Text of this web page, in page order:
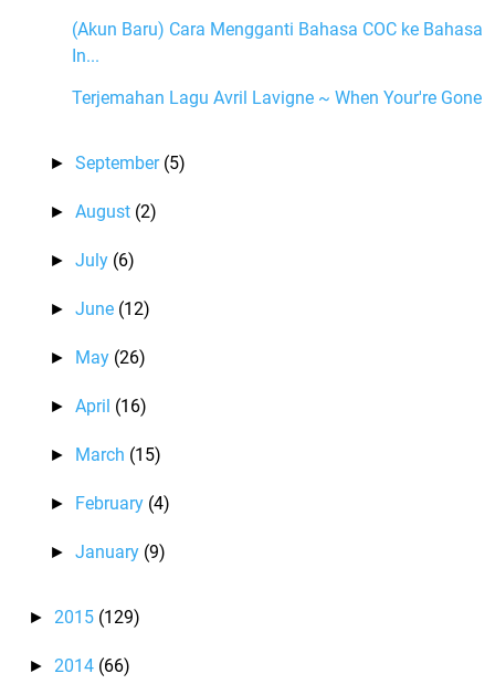
(Akun Baru) Cara Mengganti Bahasa COC ke Bahasa
In...
Terjemahan Lagu Avril Lavigne ~ When Your're Gone
►September (5)
►August (2)
►July (6)
►June (12)
► May (26)
►April (16)
► March (15)
► February (4)
►January (9)
► 2015 (129)
► 2014 (66)